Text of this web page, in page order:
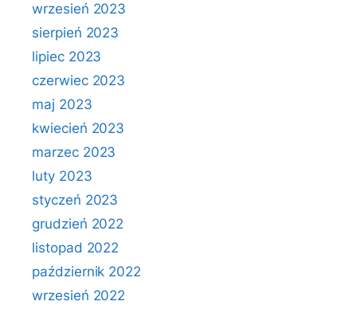
wrzesień 2023
sierpień 2023
lipiec 2023
czerwiec 2023
maj 2023
kwiecień 2023
marzec 2023
luty 2023
styczeń 2023
grudzień 2022
listopad 2022
październik 2022
wrzesień 2022